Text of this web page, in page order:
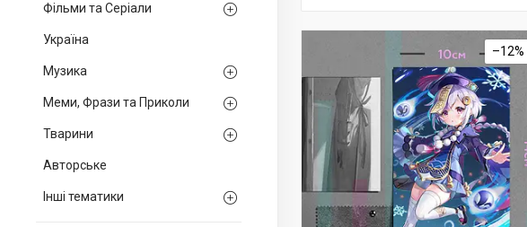
Фільми та Серіали
Україна
Музика
Меми, Фрази та Приколи
Тварини
Авторське
Інші тематики
–12%